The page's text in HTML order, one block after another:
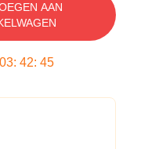
AAN
03: 42: 45